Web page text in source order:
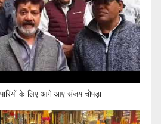
के लिए आगे आए संजय चोपड़ा